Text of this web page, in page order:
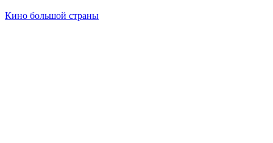
Кино большой страны